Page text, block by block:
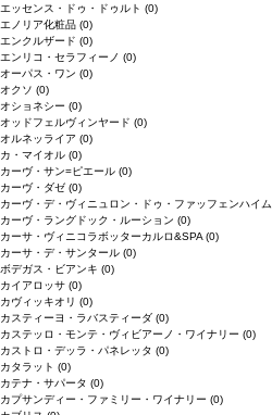
エッセンス・ドゥ・ドゥルト (0)
エノリア化粧品 (0)
エンクルザード (0)
エンリコ・セラフィーノ (0)
オーパス・ワン (0)
オクソ (0)
オショネシー (0)
オッドフェルヴィンヤード (0)
オルネッライア (0)
カ・マイオル (0)
カーヴ・サン=ピエール (0)
カーヴ・ダゼ (0)
カーヴ・デ・ヴィニュロン・ドゥ・ファッフェンハイム
カーヴ・ラングドック・ルーション (0)
カーサ・ヴィニコラボッターカルロ&SPA (0)
カーサ・デ・サンタール (0)
ボデガス・ビアンキ (0)
カイアロッサ (0)
カヴィッキオリ (0)
カスティーヨ・ラバスティーダ (0)
カステッロ・モンテ・ヴィビアーノ・ワイナリー (0)
カストロ・デッラ・パネレッタ (0)
カタラット (0)
カテナ・サパータ (0)
カプサンディー・ファミリー・ワイナリー (0)